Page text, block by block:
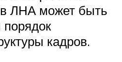
ЛНА может быть
кадров.